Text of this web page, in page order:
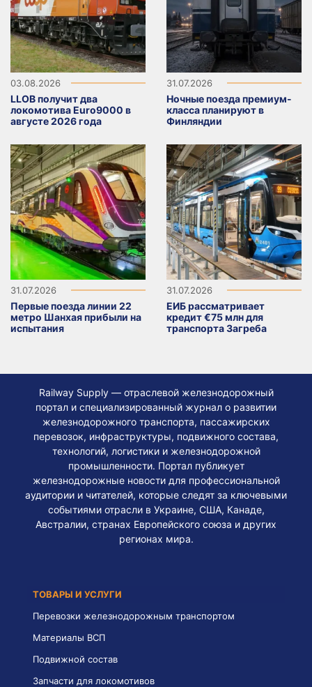
03.08.2026
LLOB получит два
локомотива Euro9000 в
августе 2026 года
31.07.2026
Ночные поезда премиум-
класса планируют в
Финляндии
31.07.2026
Первые поезда линии 22
метро Шанхая прибыли на
испытания
31.07.2026
ЕИБ рассматривает
кредит €75 млн для
транспорта Загреба
Railway Supply — отраслевой железнодорожный
портал и специализированный журнал о развитии
железнодорожного транспорта, пассажирских
перевозок, инфраструктуры, подвижного состава,
технологий, логистики и железнодорожной
промышленности. Портал публикует
железнодорожные новости для профессиональной
аудитории и читателей, которые следят за ключевыми
событиями отрасли в Украине, США, Канаде,
Австралии, странах Европейского союза и других
регионах мира.
ТОВАРЫ И УСЛУГИ
Перевозки железнодорожным транспортом
Материалы ВСП
Подвижной состав
Запчасти для локомотивов